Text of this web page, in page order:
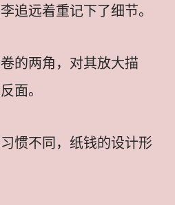
追远着重记下了细节。
的两角，对其放大描
面。
惯不同，纸钱的设计形